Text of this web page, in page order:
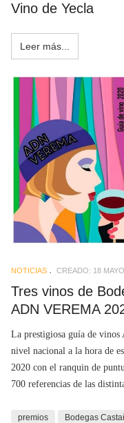
Vino de Yecla
Leer más...
NOTICIAS CREADO: 18
Tres vinos de
ADN VEREMA
La prestigiosa guía de
nivel nacional a la hora de
2020 con el ranquin de
700 referencias de las
premios Bodegas